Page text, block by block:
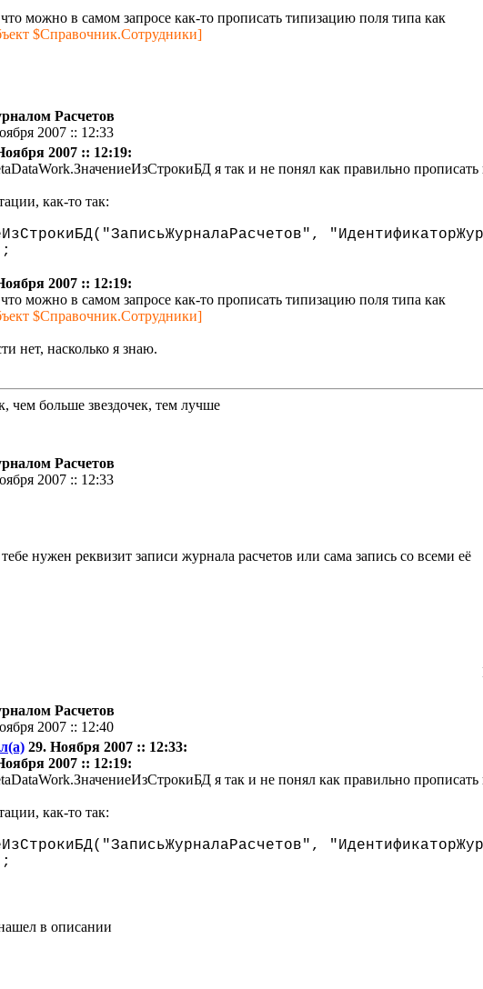
можно в самом запросе как-то прописать типизацию поля типа как
$Справочник.Сотрудники]
Расчетов
2007 :: 12:33
2007 :: 12:19:
я так и не понял как правильно прописать
как-то так:
2007 :: 12:19:
можно в самом запросе как-то прописать типизацию поля типа как
$Справочник.Сотрудники]
нет, насколько я знаю.
чем больше звездочек, тем лучше
Расчетов
2007 :: 12:33
нужен реквизит записи журнала расчетов или сама запись со всеми её
Расчетов
2007 :: 12:40
29. Ноября 2007 :: 12:33:
2007 :: 12:19:
я так и не понял как правильно прописать
как-то так:
в описании